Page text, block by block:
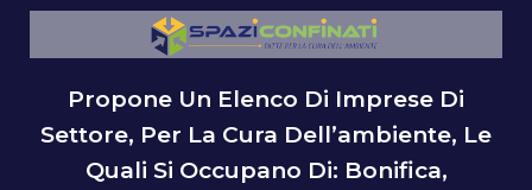
Propone Un Elenco Di Imprese Di
Settore, Per La Cura Dell’ambiente, Le
Quali Si Occupano Di: Bonifica,